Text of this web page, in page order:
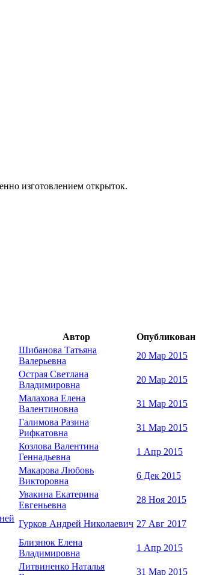
изготовлением открыток.
Автор
Опубликован
Шибанова Татьяна
Валерьевна
20 Мар 2015
Острая Светлана
Владимировна
20 Мар 2015
Малахова Елена
Валентиновна
31 Мар 2015
Галимова Разина
Рифкатовна
31 Мар 2015
Козлова Валентина
Геннадьевна
1 Апр 2015
Макарова Любовь
Викторовна
6 Дек 2015
Увакина Екатерина
Евгеньевна
28 Ноя 2015
Гурков Андрей Николаевич 27 Авг 2017
Близнюк Елена
Владимировна
1 Апр 2015
Литвиненко Наталья
31 Мар 2015